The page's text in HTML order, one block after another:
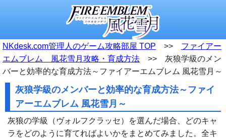
NKdesk.com管理人のゲーム攻略部屋 TOP >> ファイアー
エムブレム 風花雪月攻略・育成方法 >> 灰狼学級のメン
バーと効率的な育成方法～ファイアーエムブレム 風花雪月～
灰狼学級のメンバーと効率的な育成方法～ファイ
アーエムブレム 風花雪月～
灰狼の学級（ヴォルフクラッセ）を選んだ場合、どのキャ
ラをどのように育てればよいかをまとめてみました。全キ